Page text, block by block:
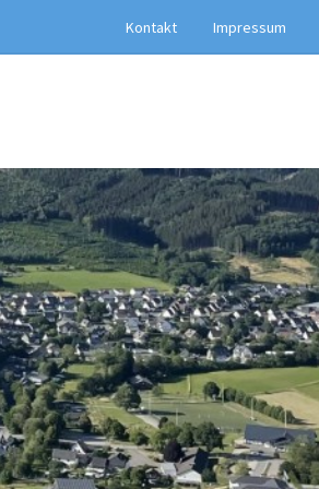
Kontakt Impressum